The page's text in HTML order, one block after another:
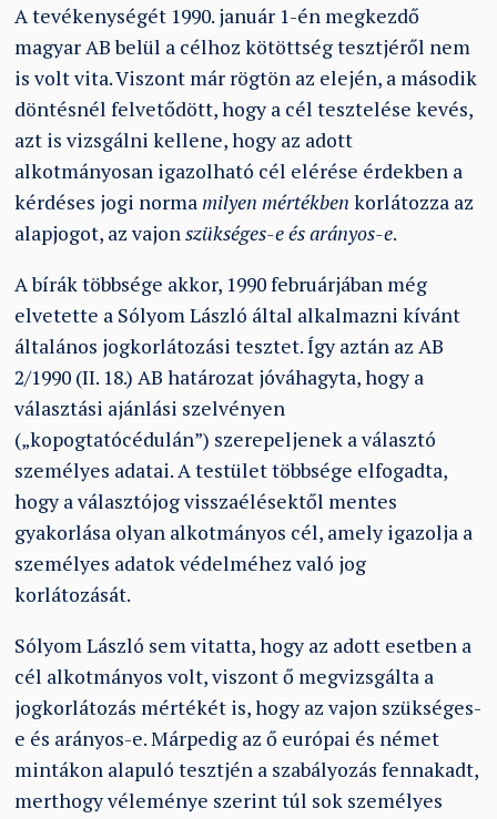
A tevékenységét 1990. január 1-én megkezdő
magyar AB belül a célhoz kötöttség tesztjéről nem
is volt vita. Viszont már rögtön az elején, a második
döntésnél felvetődött, hogy a cél tesztelése kevés,
azt is vizsgálni kellene, hogy az adott
alkotmányosan igazolható cél elérése érdekben a
kérdéses jogi normamilyen mértékben korlátozza az
alapjogot, az vajonszükséges-e és arányos-e.
A bírák többsége akkor, 1990 februárjában még
elvetette a Sólyom László által alkalmazni kívánt
általános jogkorlátozási tesztet. Így aztán az AB
2/1990 (II. 18.) AB határozat jóváhagyta, hogy a
választási ajánlási szelvényen
(„kopogtatócédulán”) szerepeljenek a választó
személyes adatai. A testület többsége elfogadta,
hogy a választójog visszaélésektől mentes
gyakorlása olyan alkotmányos cél, amely igazolja a
személyes adatok védelméhez való jog
korlátozását.
Sólyom László sem vitatta, hogy az adott esetben a
cél alkotmányos volt, viszont ő megvizsgálta a
jogkorlátozás mértékét is, hogy az vajon szükséges-
e és arányos-e. Márpedig az ő európai és német
mintákon alapuló tesztjén a szabályozás fennakadt,
merthogy véleménye szerint túl sok személyes